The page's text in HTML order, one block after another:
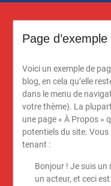
Page d’exemple
Voici un exemple de
blog, en cela qu’elle
dans le menu de
votre thème). La
une page « À Propos »
potentiels du site. Vous
tenant :
Bonjour ! Je suis un
un acteur, et ceci